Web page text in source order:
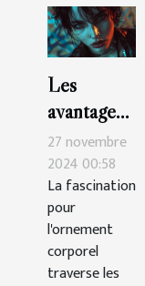
Les
avantages
esthétiques
des
piercings
labret
supérieurs
et
27 novembre
2024 00:58
La fascination
pour
l'ornement
corporel
traverse les